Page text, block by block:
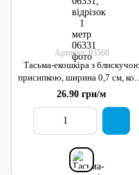
Артикул: 03568
Тасьма-екошкіра з
присипкою, ширина 0,7 см,
персиковий, арт 03568, відрізок
1 метр
26.90 грн/м